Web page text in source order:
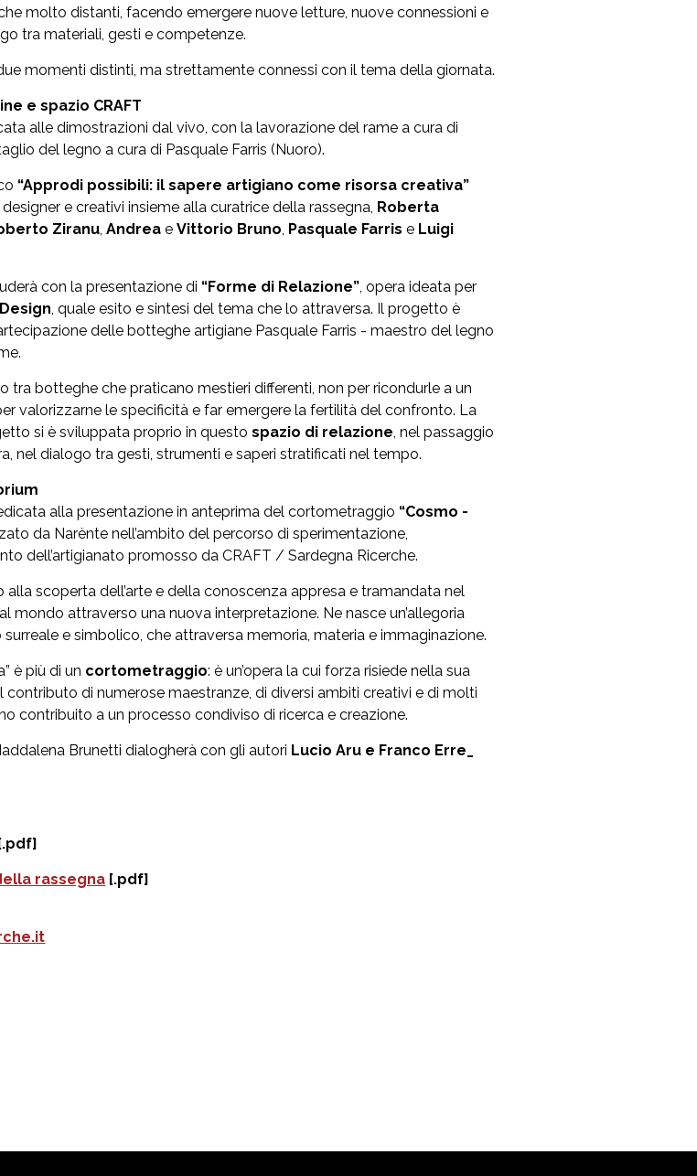
molto distanti, facendo emergere nuove letture, nuove connessioni e
tra materiali, gesti e competenze.
momenti distinti, ma strettamente connessi con il tema della giornata.
e spazio CRAFT
alle dimostrazioni dal vivo, con la lavorazione del rame a cura di
del legno a cura di Pasquale Farris (Nuoro).
“Approdi possibili: il sapere artigiano come risorsa creativa”
e creativi insieme alla curatrice della rassegna, Roberta
Ziranu,Andrea eVittorio Bruno, Pasquale Farris e Luigi
con la presentazione di “Forme di Relazione”, opera ideata per
, quale esito e sintesi del tema che lo attraversa. Il progetto è
delle botteghe artigiane Pasquale Farris - maestro del legno
tra botteghe che praticano mestieri differenti, non per ricondurle a un
valorizzarne le specificità e far emergere la fertilità del confronto. La
si è sviluppata proprio in questospazio di relazione, nel passaggio
nel dialogo tra gesti, strumenti e saperi stratificati nel tempo.
alla presentazione in anteprima del cortometraggio “Cosmo -
da Narènte nell’ambito del percorso di sperimentazione,
dell’artigianato promosso da CRAFT / Sardegna Ricerche.
alla scoperta dell’arte e della conoscenza appresa e tramandata nel
mondo attraverso una nuova interpretazione. Ne nasce un’allegoria
e simbolico, che attraversa memoria, materia e immaginazione.
è più di un cortometraggio: è un’opera la cui forza risiede nella sua
contributo di numerose maestranze, di diversi ambiti creativi e di molti
contribuito a un processo condiviso di ricerca e creazione.
Brunetti dialogherà con gli autori Lucio Aru e Franco Erre_
rassegna [.pdf]